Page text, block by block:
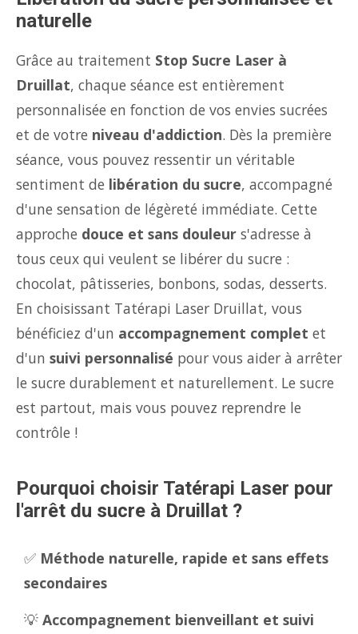
naturelle
Grâce au traitement Stop Sucre Laser à
Druillat, chaque séance est entièrement
personnalisée en fonction de vos envies sucrées
et de votre niveau d'addiction. Dès la première
séance, vous pouvez ressentir un véritable
sentiment de libération du sucre, accompagné
d'une sensation de légèreté immédiate. Cette
approche douce et sans douleur s'adresse à
tous ceux qui veulent se libérer du sucre :
chocolat, pâtisseries, bonbons, sodas, desserts.
En choisissant Tatérapi Laser Druillat, vous
bénéficiez d'un accompagnement complet et
d'un suivi personnalisé pour vous aider à arrêter
le sucre durablement et naturellement. Le sucre
est partout, mais vous pouvez reprendre le
contrôle !
Pourquoi choisir Tatérapi Laser pour
l'arrêt du sucre à Druillat ?
✅ Méthode naturelle, rapide et sans effets
secondaires
💡 Accompagnement bienveillant et suivi